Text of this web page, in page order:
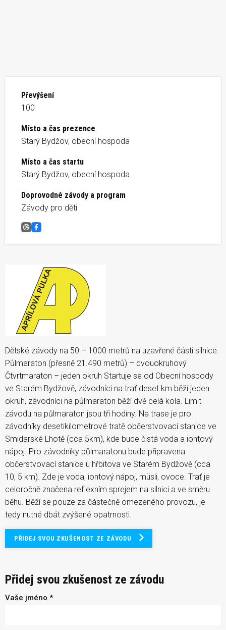
Převýšení
100
Místo a čas prezence
Starý Bydžov, obecní hospoda
Místo a čas startu
Starý Bydžov, obecní hospoda
Doprovodné závody a program
Závody pro děti
Aprílová půlka &#8211; Starobydžovská půlka
Facebook
Dětské závody na 50 – 1000 metrů na uzavřené části silnice.
Půlmaraton (přesně 21.490 metrů) – dvouokruhový
Čtvrtmaraton – jeden okruh Startuje se od Obecní hospody
ve Starém Bydžově, závodníci na trať deset km běží jeden
okruh, závodníci na půlmaraton běží dvě celá kola. Limit
závodu na půlmaraton jsou tři hodiny. Na trase je pro
závodníky desetikilometrové tratě občerstvovací stanice ve
Smidarské Lhotě (cca 5km), kde bude čistá voda a iontový
nápoj. Pro závodníky půlmaratonu bude připravena
občerstvovací stanice u hřbitova ve Starém Bydžově (cca
10, 5 km). Zde je voda, iontový nápoj, müsli, ovoce. Trať je
celoročně značena reflexním sprejem na silnici a ve směru
běhu. Běží se pouze za částečně omezeného provozu, je
tedy nutné dbát zvýšené opatrnosti.
PŘIDEJ SVOU ZKUŠENOST ZE ZÁVODU
Přidej svou zkušenost ze závodu
Vaše jméno *